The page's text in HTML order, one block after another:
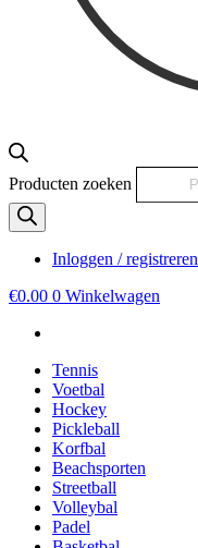
Producten zoeken
Inloggen / registreren
€0.00 0 Winkelwagen
Tennis
Voetbal
Hockey
Pickleball
Korfbal
Beachsporten
Streetball
Volleybal
Padel